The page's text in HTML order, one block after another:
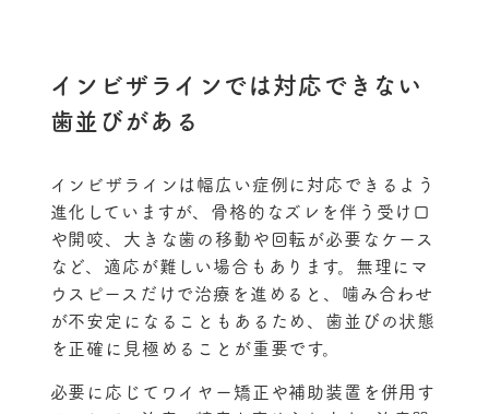
インビザラインでは対応できない
歯並びがある
インビザラインは幅広い症例に対応できるよう
進化していますが、骨格的なズレを伴う受け口
や開咬、大きな歯の移動や回転が必要なケース
など、適応が難しい場合もあります。無理にマ
ウスピースだけで治療を進めると、噛み合わせ
が不安定になることもあるため、歯並びの状態
を正確に見極めることが重要です。
必要に応じてワイヤー矯正や補助装置を併用す